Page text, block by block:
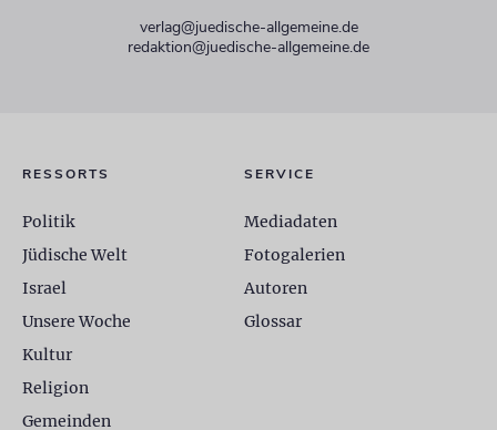
verlag@juedische-allgemeine.de
redaktion@juedische-allgemeine.de
RESSORTS
Politik
Jüdische Welt
Israel
Unsere Woche
Kultur
Religion
Gemeinden
SERVICE
Mediadaten
Fotogalerien
Autoren
Glossar